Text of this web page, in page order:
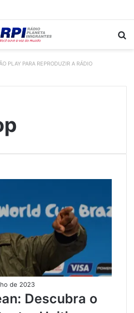
PLAY PARA REPRODUZIR A RÁDIO
de 2023
Descubra o